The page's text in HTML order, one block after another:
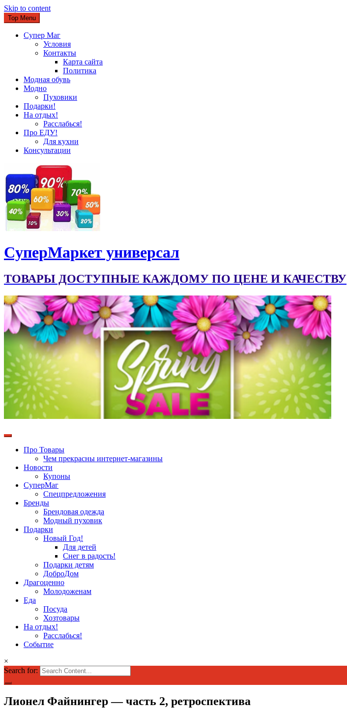
Skip to content
Top Menu
Супер Маг
Условия
Контакты
Карта сайта
Политика
Модная обувь
Модно
Пуховики
Подарки!
На отдых!
Расслабься!
Про ЕДУ!
Для кухни
Консультации
CуперМаркет универсал
ТОВАРЫ ДОСТУПНЫЕ КАЖДОМУ ПО ЦЕНЕ И КАЧЕСТВУ
Про Товары
Чем прекрасны интернет-магазины
Новости
Купоны
СуперМаг
Спецпредложения
Бренды
Брендовая одежда
Модный пуховик
Подарки
Новый Год!
Для детей
Снег в радость!
Подарки детям
ДоброДом
Драгоценно
Молодоженам
Еда
Посуда
Хозтовары
На отдых!
Расслабься!
Событие
×
Search for:
Лионел Файнингер — часть 2, ретроспектива